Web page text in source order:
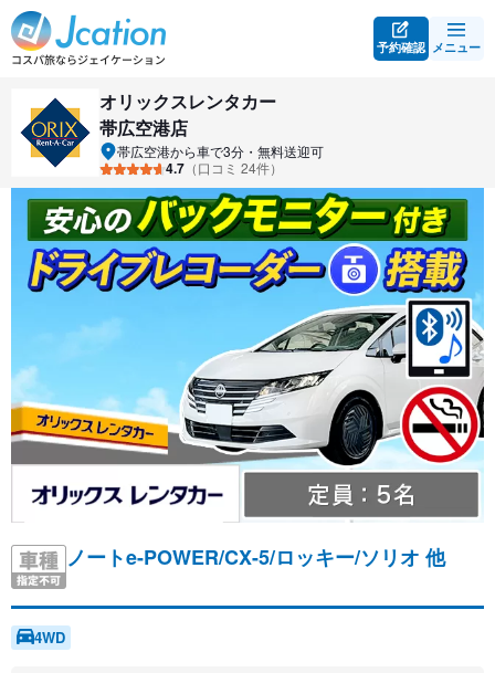
予約確認 メニュー
オリックスレンタカー
帯広空港店
帯広空港から車で3分・無料送迎可
4.7 （口コミ 24件）
ノートe-POWER/CX-5/ロッキー/ソリオ 他
4WD